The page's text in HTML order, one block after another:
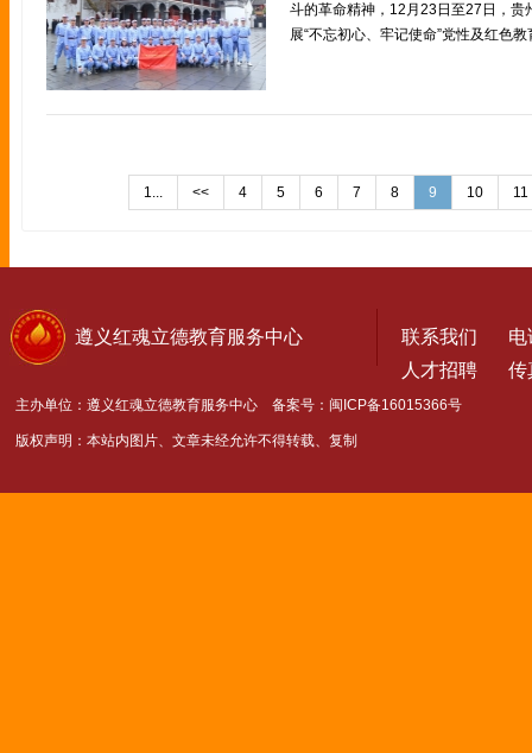
斗的革命精神，12月23日至27日，贵
展“不忘初心、牢记使命”党性及红色
1... << 4 5 6 7 8 9 10 11
遵义红魂立德教育服务中心 联系我们
电
人才招聘
传
主办单位：遵义红魂立德教育服务中心 备案号： 闽ICP备16015366号
版权声明：本站内图片、文章未经允许不得转载、复制